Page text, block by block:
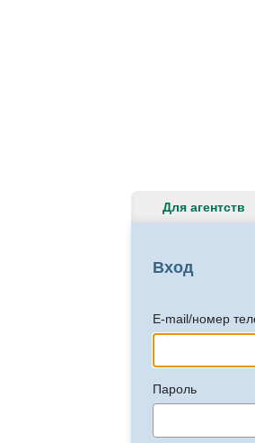
Для агентств
Вход
E-mail/номер
Пароль